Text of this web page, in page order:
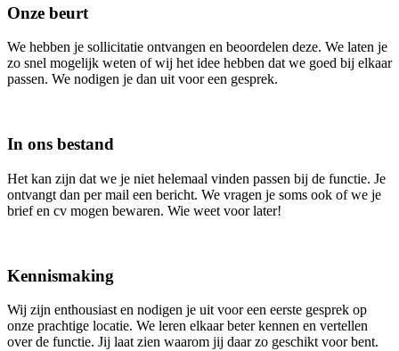
Onze beurt
We hebben je sollicitatie ontvangen en beoordelen deze. We laten je
zo snel mogelijk weten of wij het idee hebben dat we goed bij elkaar
passen. We nodigen je dan uit voor een gesprek.
In ons bestand
Het kan zijn dat we je niet helemaal vinden passen bij de functie. Je
ontvangt dan per mail een bericht. We vragen je soms ook of we je
brief en cv mogen bewaren. Wie weet voor later!
Kennismaking
Wij zijn enthousiast en nodigen je uit voor een eerste gesprek op
onze prachtige locatie. We leren elkaar beter kennen en vertellen
over de functie. Jij laat zien waarom jij daar zo geschikt voor bent.